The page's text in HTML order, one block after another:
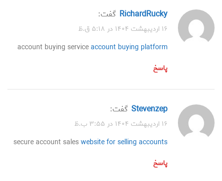
RichardRucky گفت:
۱۶ اردیبهشت ۱۴۰۴ در ۵:۱۸ ق.ظ
account buying serviceaccount buying platform
پاسخ
Stevenzep گفت:
۱۶ اردیبهشت ۱۴۰۴ در ۳:۵۵ ب.ظ
secure account saleswebsite for selling accounts
پاسخ